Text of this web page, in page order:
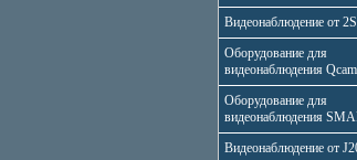
Видеонаблюдение от 2S
Оборудование для
видеонаблюдения Qcam
Оборудование для
видеонаблюдения
Видеонаблюдение от